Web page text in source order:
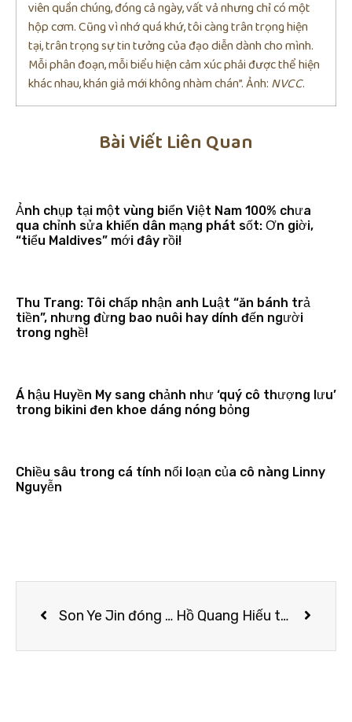
viên quần chúng, đóng cả ngày, vất vả nhưng chỉ có một
hộp cơm. Cũng vì nhớ quá khứ, tôi càng trân trọng hiện
tại, trân trọng sự tin tưởng của đạo diễn dành cho mình.
Mỗi phân đoạn, mỗi biểu hiện cảm xúc phải được thể hiện
khác nhau, khán giả mới không nhàm chán”. Ảnh: NVCC.
Bài Viết Liên Quan
Ảnh chụp tại một vùng biển Việt Nam 100% chưa
qua chỉnh sửa khiến dân mạng phát sốt: Ơn giời,
“tiểu Maldives” mới đây rồi!
Thu Trang: Tôi chấp nhận anh Luật “ăn bánh trả
tiền”, nhưng đừng bao nuôi hay dính đến người
trong nghề!
Á hậu Huyền My sang chảnh như ‘quý cô thượng lưu’
trong bikini đen khoe dáng nóng bỏng
Chiều sâu trong cá tính nổi loạn của cô nàng Linny
Nguyễn
Son Ye Jin đóng cặp với Kang Ha Neul trong phim cổ trang Hồ Quang Hiếu thua trắng tay ở game show